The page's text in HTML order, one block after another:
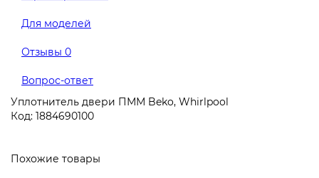
Для моделей
Отзывы 0
Вопрос-ответ
Уплотнитель двери ПММ Beko, Whirlpool
Код: 1884690100
Похожие товары